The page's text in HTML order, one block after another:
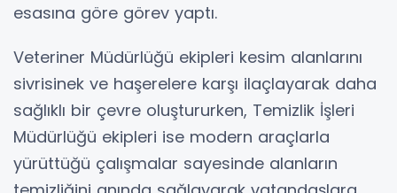
esasına göre görev yaptı.
Veteriner Müdürlüğü ekipleri kesim alanlarını
sivrisinek ve haşerelere karşı ilaçlayarak daha
sağlıklı bir çevre oluştururken, Temizlik İşleri
Müdürlüğü ekipleri ise modern araçlarla
yürüttüğü çalışmalar sayesinde alanların